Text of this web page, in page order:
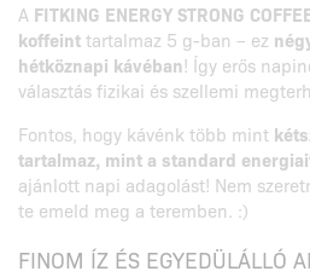
A FITKING ENERGY STRONG
koffeinttartalmaz 5 g-ban – ez
hétköznapi kávéban! Így erős
választás fizikai és szellemi
Fontos, hogy kávénk több mint
tartalmaz, mint a standard
ajánlott napi adagolást! Nem
te emeld meg a teremben. :)
FINOM ÍZ ÉS EGYEDÜLÁLLÓ